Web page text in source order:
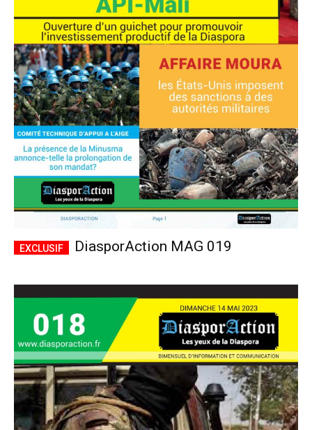
DiasporAction MAG 019